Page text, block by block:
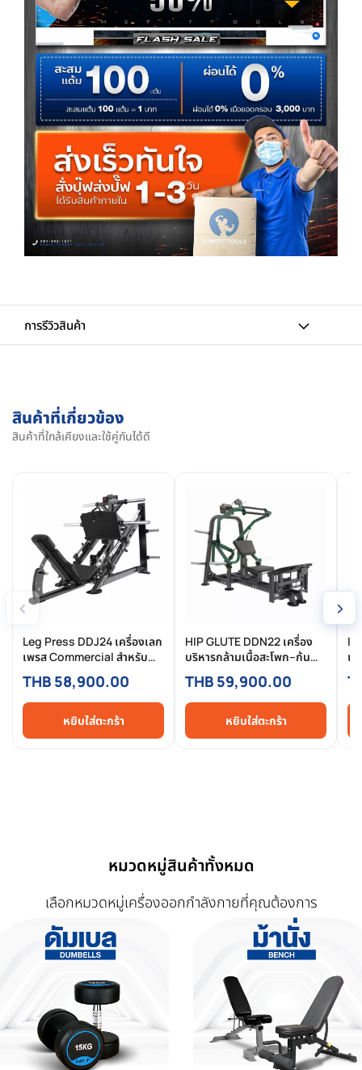
การรีวิวสินค้า
สินค้าที่เกี่ยวข้อง
สินค้าที่ใกล้เคียงและใช้คู่กันได้ดี
‹
Leg Press DDJ24 เครื่องเลก
เพรส Commercial สำหรับ
ฟิตเนส ฝึกขาเต็มพลัง แข็ง
แรง รองรับการใช้งานหนัก
THB 58,900.00
หยิบใส่ตะกร้า
HIP GLUTE DDN22 เครื่อง
บริหารกล้ามเนื้อสะโพก–ก้น
Commercial Grade
THB 59,900.00
หยิบใส่ตะกร้า
เ
›
หมวดหมู่สินค้าทั้งหมด
เลือกหมวดหมู่เครื่องออกกำลังกายที่คุณต้องการ